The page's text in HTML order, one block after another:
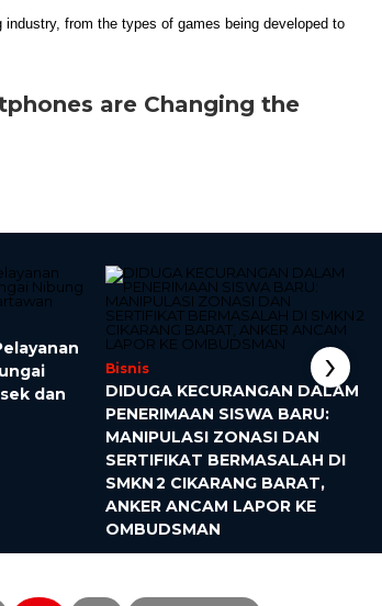
are Changing the
dan
Bisnis
DIDUGA KECURANGAN DALAM
PENERIMAAN SISWA BARU:
MANIPULASI ZONASI DAN
SERTIFIKAT BERMASALAH DI
SMKN 2 CIKARANG BARAT,
ANKER ANCAM LAPOR KE
OMBUDSMAN
›